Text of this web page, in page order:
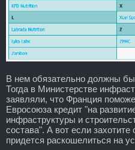
В нем обязательно должны
Тогда в Министерстве
заявляли, что Франция
Евросоюза кредит "на
инфраструктуры и
состава". А вот если
придется раскошелиться на